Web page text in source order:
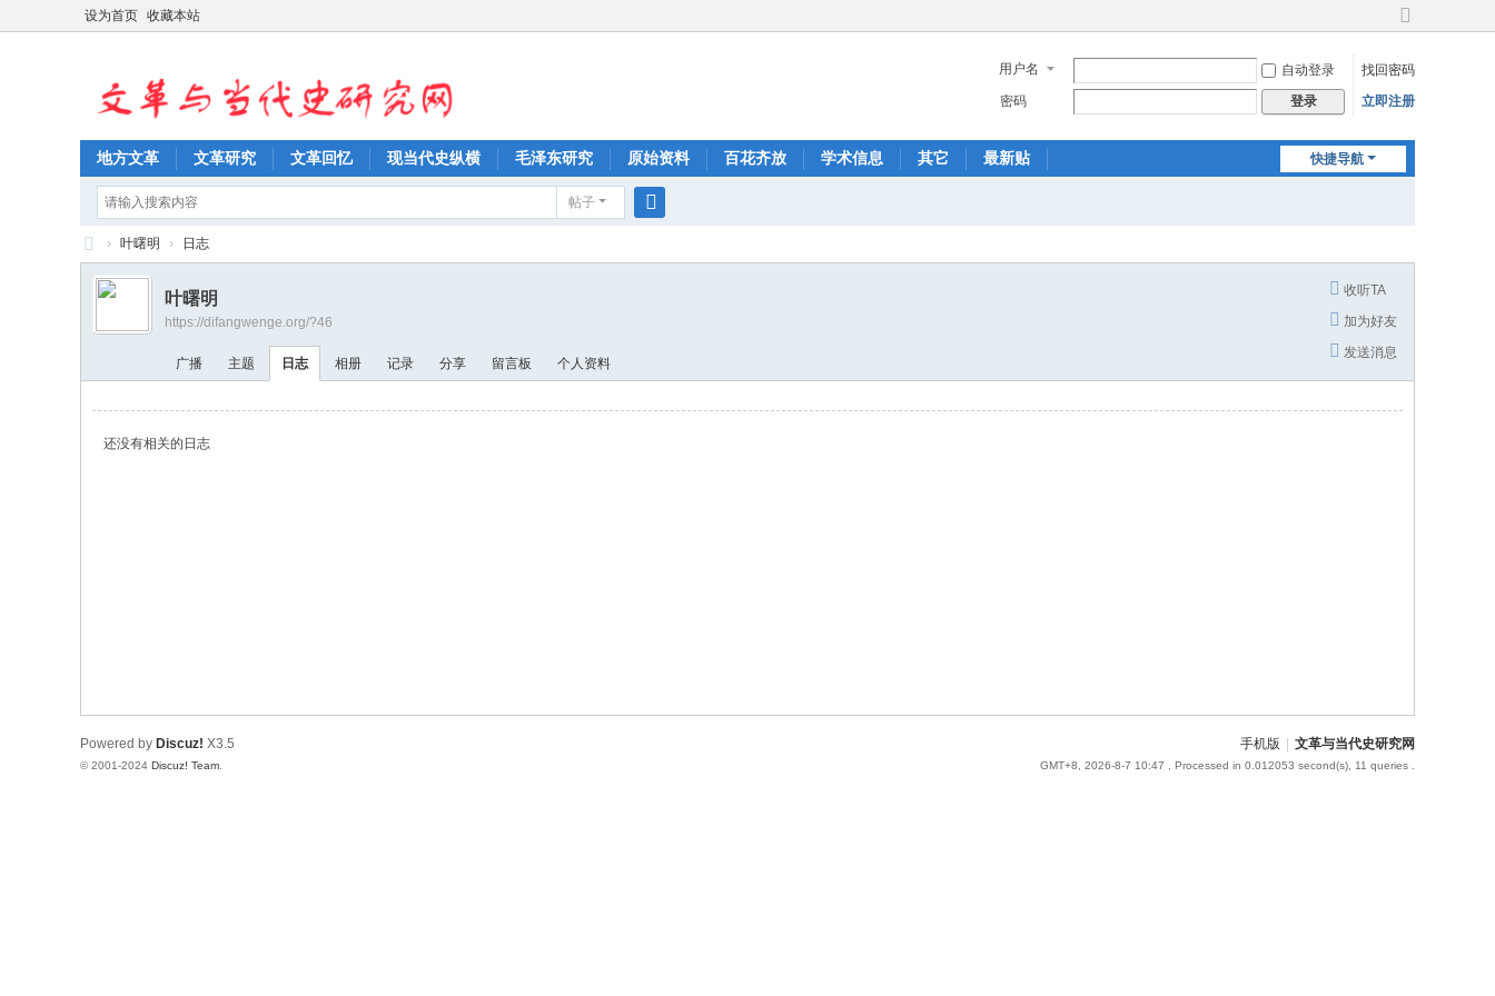
设为首页 收藏本站
切
到
宽
用户名 自动登录
找回密码
密码
登录 立即注册
快捷导航
地方文革 文革研究 文革回忆 现当代史纵横 毛泽东研究 原始资料 百花齐放 学术信息 其它 最新贴
帖子
索
文
与
› 叶曙明 › 日志
收听TA
加为好友
发送消息
叶曙明
https://difangwenge.org/?46
广播 主题 日志 相册 记录 分享 留言板 个人资料
还没有相关的日志
手机版 文革与当代史研究网
GMT+8, 2026-8-7 10:47 , Processed in 0.012053 second(s), 11 queries .
Powered by Discuz! X3.5
© 2001-2024 Discuz! Team